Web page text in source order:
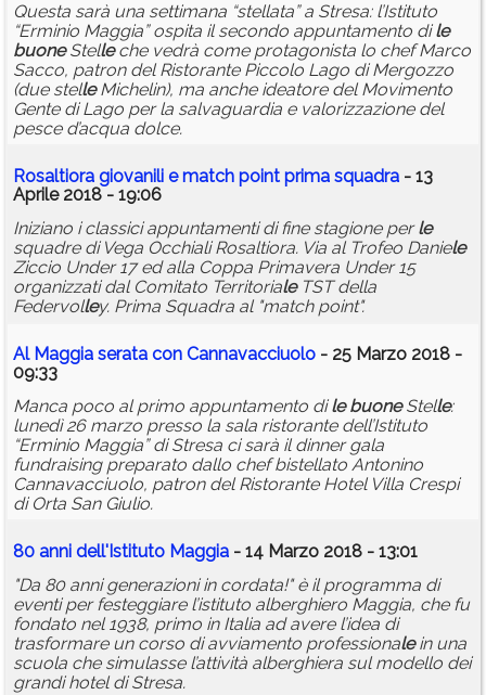
Questa sarà una settimana “stellata” a Stresa: l’Istituto
“Erminio Maggia” ospita il secondo appuntamento dile
buoneStelleche vedrà come protagonista lo chef Marco
Sacco, patron del Ristorante Piccolo Lago di Mergozzo
(due stelleMichelin), ma anche ideatore del Movimento
Gente di Lago per la salvaguardia e valorizzazione del
pesce d’acqua dolce.
Rosaltiora giovanili e match point prima squadra - 13
Aprile 2018 - 19:06
Iniziano i classici appuntamenti di fine stagione perle
squadre di Vega Occhiali Rosaltiora. Via al Trofeo Daniele
Ziccio Under 17 ed alla Coppa Primavera Under 15
organizzati dal Comitato TerritorialeTST della
Federvolley. Prima Squadra al "match point".
Al Maggia serata con Cannavacciuolo - 25 Marzo 2018 -
09:33
Manca poco al primo appuntamento dile buoneStelle:
lunedì 26 marzo presso la sala ristorante dell’Istituto
“Erminio Maggia” di Stresa ci sarà il dinner gala
fundraising preparato dallo chef bistellato Antonino
Cannavacciuolo, patron del Ristorante Hotel Villa Crespi
di Orta San Giulio.
80 anni dell'Istituto Maggia - 14 Marzo 2018 - 13:01
"Da 80 anni generazioni in cordata!" è il programma di
eventi per festeggiare l’istituto alberghiero Maggia, che fu
fondato nel 1938, primo in Italia ad avere l’idea di
trasformare un corso di avviamento professionalein una
scuola che simulasse l’attività alberghiera sul modello dei
grandi hotel di Stresa.